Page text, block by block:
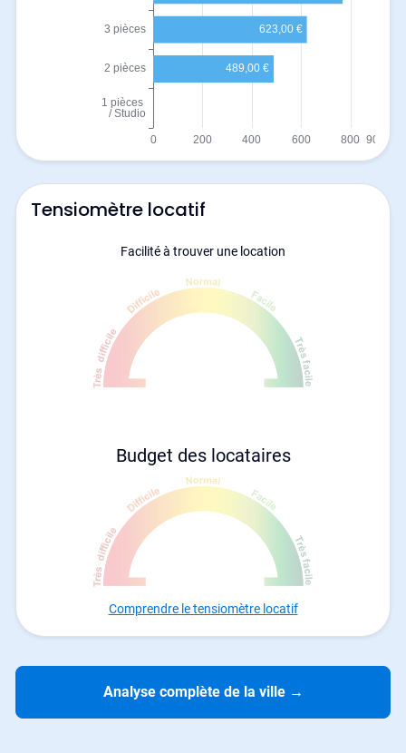
Tensiomètre locatif
Facilité à trouver une location
Budget des locataires
Comprendre le tensiomètre locatif
Analyse complète de la ville →